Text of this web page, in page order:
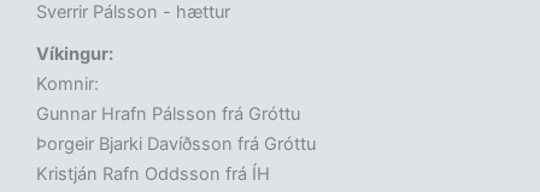
Sverrir Pálsson - hættur
Víkingur:
Komnir:
Gunnar Hrafn Pálsson frá Gróttu
Þorgeir Bjarki Davíðsson frá Gróttu
Kristján Rafn Oddsson frá ÍH